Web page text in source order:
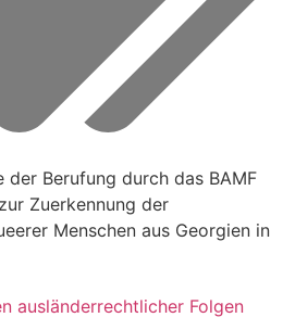
der Berufung durch das BAMF
Zuerkennung der
Menschen aus Georgien in
ausländerrechtlicher Folgen